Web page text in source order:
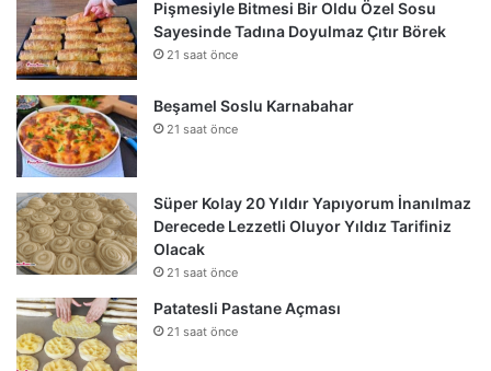
Pişmesiyle Bitmesi Bir Oldu Özel Sosu
Sayesinde Tadına Doyulmaz Çıtır Börek
21 saat önce
Beşamel Soslu Karnabahar
21 saat önce
Süper Kolay 20 Yıldır Yapıyorum İnanılmaz
Derecede Lezzetli Oluyor Yıldız Tarifiniz
Olacak
21 saat önce
Patatesli Pastane Açması
21 saat önce